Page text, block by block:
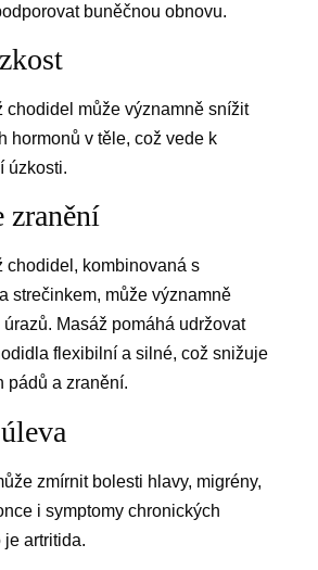
buněčnou obnovu.
chodidel může významně snížit
hormonů v těle, což vede k
úzkosti.
zranění
chodidel, kombinovaná s
strečinkem, může významně
Masáž pomáhá udržovat
flexibilní a silné, což snižuje
pádů a zranění.
zmírnit bolesti hlavy, migrény,
i symptomy chronických
artritida.